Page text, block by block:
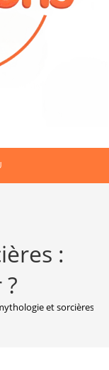
:
et sorcières :